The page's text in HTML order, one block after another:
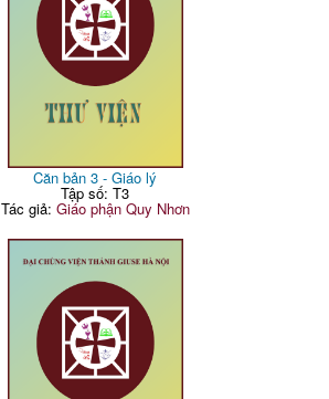
Căn bản 3 - Giáo lý
Tập số: T3
Tác giả: Giáo phận Quy Nhơn